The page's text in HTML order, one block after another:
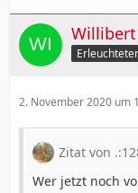
Erleuchteter
2. November 2020 um
Zitat von
Wer jetzt noch